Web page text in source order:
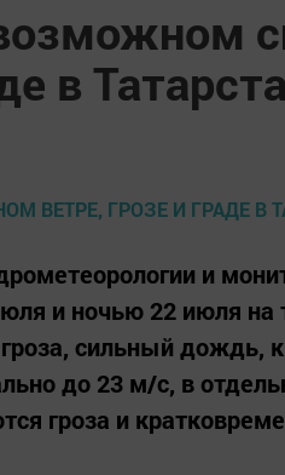
в
и
и ночью 22 июля на
сильный дождь,
до 23 м/с, в
гроза и